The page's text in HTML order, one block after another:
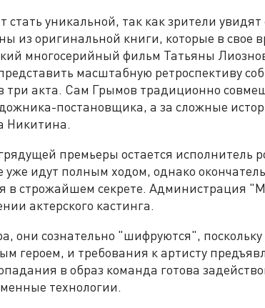
стать уникальной, так как зрители
из оригинальной книги, которые в свое
многосерийный фильм Татьяны
масштабную ретроспективу
три акта. Сам Грымов традиционно
постановщика, а за сложные
Никитина.
премьеры остается исполнитель
уже идут полным ходом, однако
в строжайшем секрете. Администрация
актерского кастинга.
они сознательно "шифруются",
героем, и требования к артисту
в образ команда готова
технологии.